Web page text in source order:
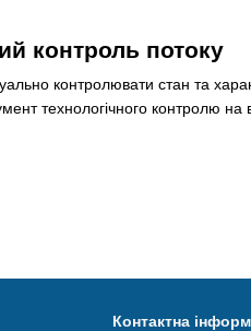
контроль потоку
контролювати стан та
технологічного контролю на
Контактна